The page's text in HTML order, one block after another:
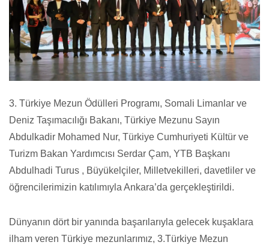
3. Türkiye Mezun Ödülleri Programı, Somali Limanlar ve
Deniz Taşımacılığı Bakanı, Türkiye Mezunu Sayın
Abdulkadir Mohamed Nur, Türkiye Cumhuriyeti Kültür ve
Turizm Bakan Yardımcısı Serdar Çam, YTB Başkanı
Abdulhadi Turus , Büyükelçiler, Milletvekilleri, davetliler ve
öğrencilerimizin katılımıyla Ankara’da gerçekleştirildi.
Dünyanın dört bir yanında başarılarıyla gelecek kuşaklara
ilham veren Türkiye mezunlarımız, 3.Türkiye Mezun